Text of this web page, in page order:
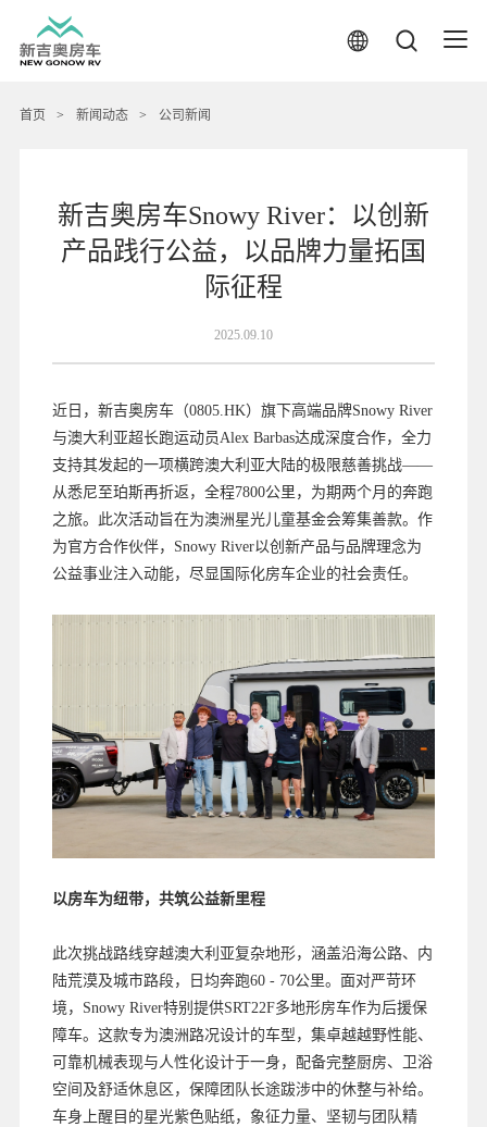
首页 > 新闻动态 > 公司新闻
新吉奥房车Snowy River：以创新
产品践行公益，以品牌力量拓国
际征程
2025.09.10
近日，新吉奥房车（0805.HK）旗下高端品牌Snowy River
与澳大利亚超长跑运动员Alex Barbas达成深度合作，全力
支持其发起的一项横跨澳大利亚大陆的极限慈善挑战——
从悉尼至珀斯再折返，全程7800公里，为期两个月的奔跑
之旅。此次活动旨在为澳洲星光儿童基金会筹集善款。作
为官方合作伙伴，Snowy River以创新产品与品牌理念为
公益事业注入动能，尽显国际化房车企业的社会责任。
以房车为纽带，共筑公益新里程
此次挑战路线穿越澳大利亚复杂地形，涵盖沿海公路、内
陆荒漠及城市路段，日均奔跑60 - 70公里。面对严苛环
境，Snowy River特别提供SRT22F多地形房车作为后援保
障车。这款专为澳洲路况设计的车型，集卓越越野性能、
可靠机械表现与人性化设计于一身，配备完整厨房、卫浴
空间及舒适休息区，保障团队长途跋涉中的休整与补给。
车身上醒目的星光紫色贴纸，象征力量、坚韧与团队精